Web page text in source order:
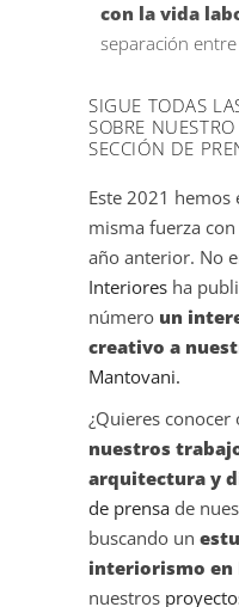
con la vida
separación
SIGUE TODAS
SOBRE
SECCIÓN DE
Este 2021 hemos
misma fuerza
año anterior. No
Interiores ha
número un
creativo a
Mantovani.
¿Quieres
nuestros
arquitectura y
de prensa de
buscando un
interiorismo en
nuestros